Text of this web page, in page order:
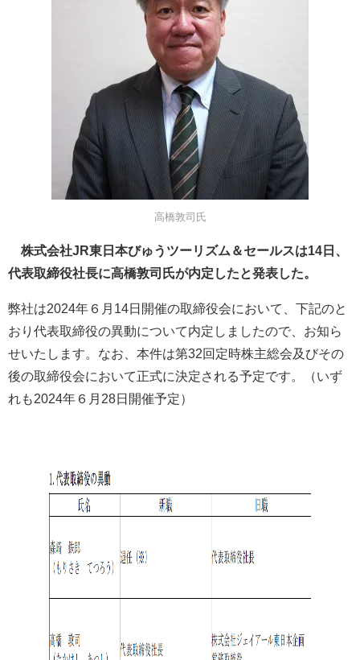
高橋敦司氏
株式会社JR東日本びゅうツーリズム＆セールスは14日、
代表取締役社長に高橋敦司氏が内定したと発表した。
弊社は2024年６月14日開催の取締役会において、下記のと
おり代表取締役の異動について内定しましたので、お知ら
せいたします。なお、本件は第32回定時株主総会及びその
後の取締役会において正式に決定される予定です。（いず
れも2024年６月28日開催予定）